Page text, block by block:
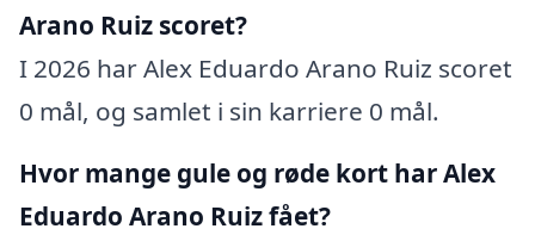
Arano Ruiz scoret?
I 2026 har Alex Eduardo Arano Ruiz scoret
0 mål, og samlet i sin karriere 0 mål.
Hvor mange gule og røde kort har Alex
Eduardo Arano Ruiz fået?